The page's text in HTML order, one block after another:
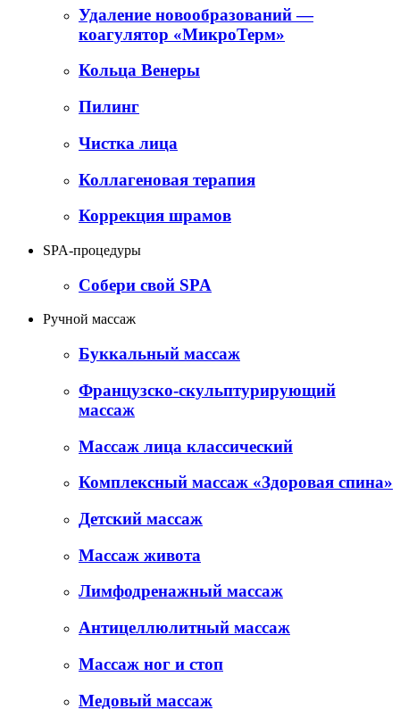
Удаление новообразований —
коагулятор «МикроТерм»
Кольца Венеры
Пилинг
Чистка лица
Коллагеновая терапия
Коррекция шрамов
SPA-процедуры
Собери свой SPA
Ручной массаж
Буккальный массаж
Французско-скульптурирующий
массаж
Массаж лица классический
Комплексный массаж «Здоровая спина»
Детский массаж
Массаж живота
Лимфодренажный массаж
Антицеллюлитный массаж
Массаж ног и стоп
Медовый массаж